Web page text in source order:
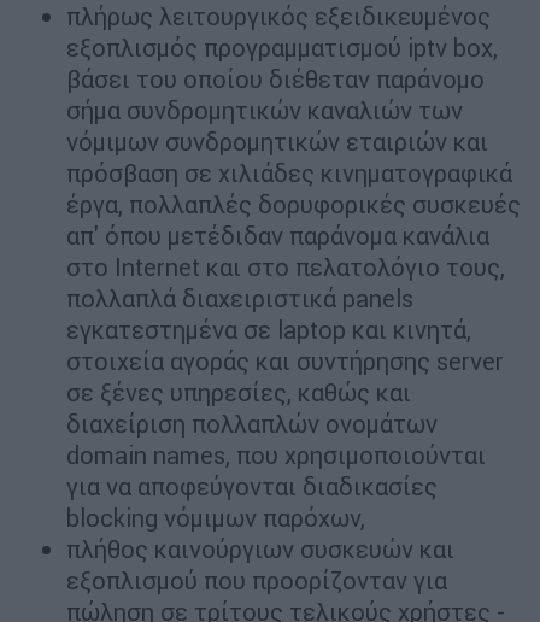
πλήρως λειτουργικός εξειδικευμένος
εξοπλισμός προγραμματισμού iptv box,
βάσει του οποίου διέθεταν παράνομο
σήμα συνδρομητικών καναλιών των
νόμιμων συνδρομητικών εταιριών και
πρόσβαση σε χιλιάδες κινηματογραφικά
έργα, πολλαπλές δορυφορικές συσκευές
απ' όπου μετέδιδαν παράνομα κανάλια
στο Internet και στο πελατολόγιο τους,
πολλαπλά διαχειριστικά panels
εγκατεστημένα σε laptop και κινητά,
στοιχεία αγοράς και συντήρησης server
σε ξένες υπηρεσίες, καθώς και
διαχείριση πολλαπλών ονομάτων
domain names, που χρησιμοποιούνται
για να αποφεύγονται διαδικασίες
blocking νόμιμων παρόχων,
πλήθος καινούργιων συσκευών και
εξοπλισμού που προορίζονταν για
πώληση σε τρίτους τελικούς χρήστες -